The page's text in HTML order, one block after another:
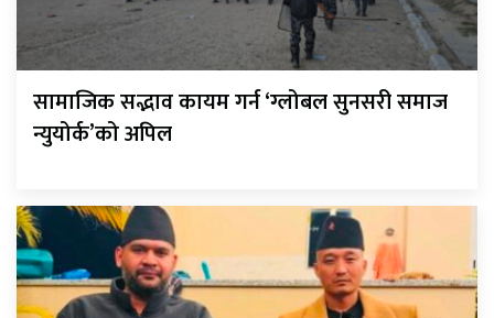
सामाजिक सद्भाव कायम गर्न ‘ग्लोबल सुनसरी समाज
न्युयोर्क’को अपिल